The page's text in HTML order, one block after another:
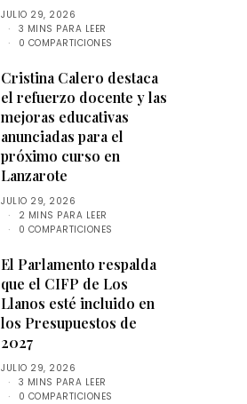
JULIO 29, 2026
3 MINS PARA LEER
0 COMPARTICIONES
Cristina Calero destaca
el refuerzo docente y las
mejoras educativas
anunciadas para el
próximo curso en
Lanzarote
JULIO 29, 2026
2 MINS PARA LEER
0 COMPARTICIONES
El Parlamento respalda
que el CIFP de Los
Llanos esté incluido en
los Presupuestos de
2027
JULIO 29, 2026
3 MINS PARA LEER
0 COMPARTICIONES